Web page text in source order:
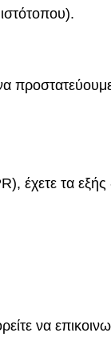
έχετε τα εξής
να